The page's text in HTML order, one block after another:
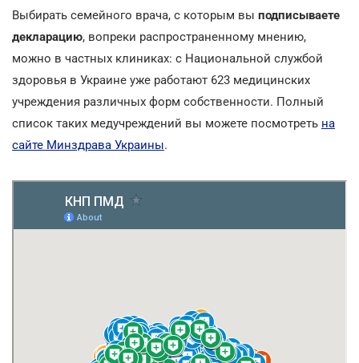
Выбирать семейного врача, с которым вы подписываете
декларацию, вопреки распространенному мнению,
можно в частных клиниках: с Национальной службой
здоровья в Украине уже работают 623 медицинских
учреждения различных форм собственности. Полный
список таких медучреждений вы можете посмотреть на
сайте Минздрава Украины.